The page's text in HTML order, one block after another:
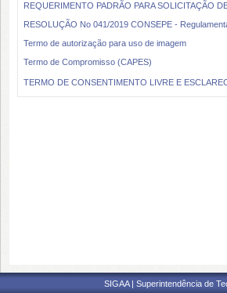
REQUERIMENTO PADRÃO PARA SOLICITAÇÃO
RESOLUÇÃO No 041/2019 CONSEPE -
Termo de autorização para uso de imagem
Termo de Compromisso (CAPES)
TERMO DE CONSENTIMENTO LIVRE E
SIGAA | Superintendência de